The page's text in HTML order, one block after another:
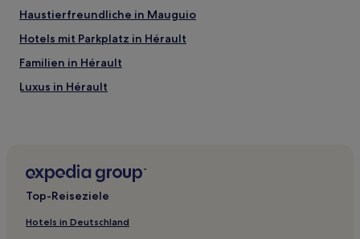
Haustierfreundliche in Mauguio
Hotels mit Parkplatz in Hérault
Familien in Hérault
Luxus in Hérault
Haustierfreundliche in Frontignan
Hotels mit Parkplatz in Mèze
Familien in Sète
Top-Reiseziele
Hotels in Deutschland